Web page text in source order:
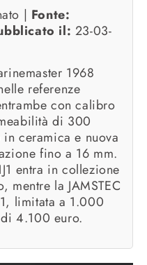
| Fonte:
il: 23-03-
1968
referenze
con calibro
di 300
ceramica e nuova
fino a 16 mm.
entra in collezione
mentre la JAMSTEC
limitata a 1.000
4.100 euro.